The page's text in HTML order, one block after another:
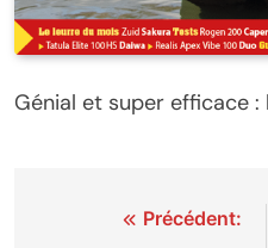
Génial et super efficace
NavigationPrécédent: